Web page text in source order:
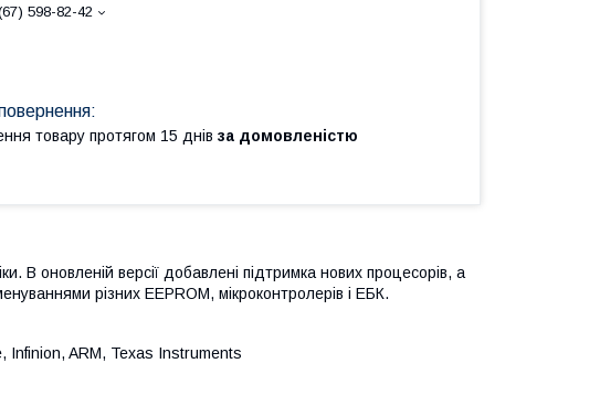
598-82-42
товару протягом 15 днів за домовленістю
В оновленій версії добавлені підтримка нових процесорів, а
різних EEPROM, мікроконтролерів і ЕБК.
Infinion, ARM, Texas Instruments